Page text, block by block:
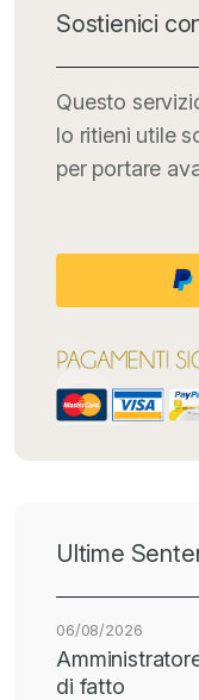
Sostienici
Questo
lo ritieni utile
per portare
Ultime
06/08/2026
di fatto